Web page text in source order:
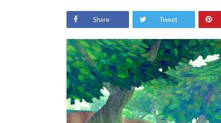
Share Tweet